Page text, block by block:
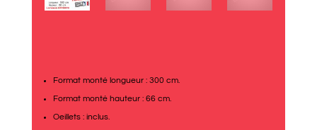
Format monté longueur : 300 cm.
Format monté hauteur : 66 cm.
Oeillets : inclus.